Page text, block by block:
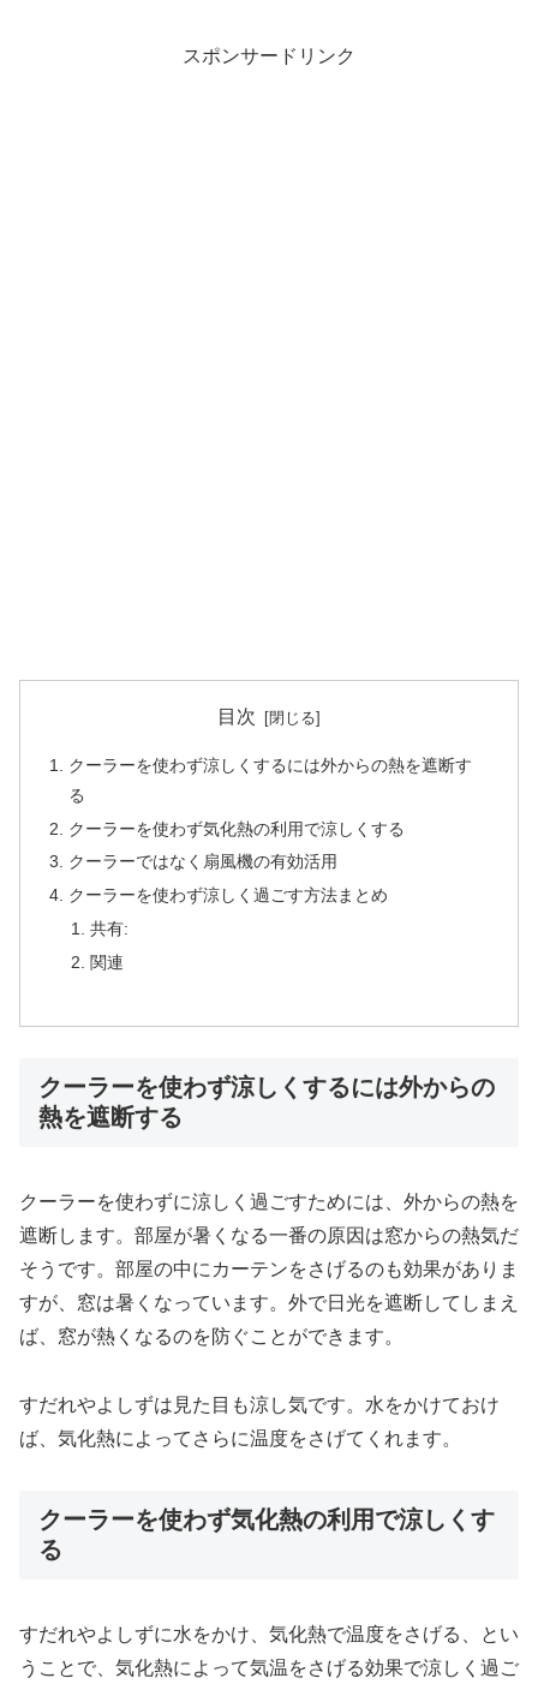
スポンサードリンク
目次
クーラーを使わず涼しくするには外からの熱を遮断す
る
クーラーを使わず気化熱の利用で涼しくする
クーラーではなく扇風機の有効活用
クーラーを使わず涼しく過ごす方法まとめ
共有:
関連
クーラーを使わず涼しくするには外からの
熱を遮断する
クーラーを使わずに涼しく過ごすためには、外からの熱を
遮断します。部屋が暑くなる一番の原因は窓からの熱気だ
そうです。部屋の中にカーテンをさげるのも効果がありま
すが、窓は暑くなっています。外で日光を遮断してしまえ
ば、窓が熱くなるのを防ぐことができます。
すだれやよしずは見た目も涼し気です。水をかけておけ
ば、気化熱によってさらに温度をさげてくれます。
クーラーを使わず気化熱の利用で涼しくす
る
すだれやよしずに水をかけ、気化熱で温度をさげる、とい
うことで、気化熱によって気温をさげる効果で涼しく過ご